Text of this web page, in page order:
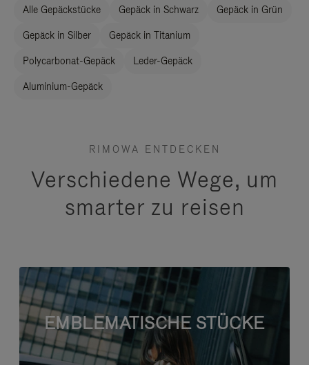
Alle Gepäckstücke Gepäck in Schwarz Gepäck in Grün
Gepäck in Silber Gepäck in Titanium
Polycarbonat-Gepäck Leder-Gepäck
Aluminium-Gepäck
RIMOWA ENTDECKEN
Verschiedene Wege, um
smarter zu reisen
EMBLEMATISCHE STÜCKE